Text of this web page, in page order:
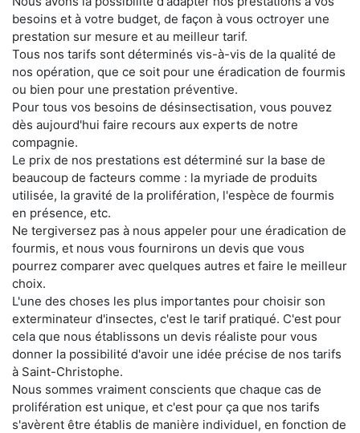
besoins et à votre budget, de façon à vous octroyer une
prestation sur mesure et au meilleur tarif.
Tous nos tarifs sont déterminés vis-à-vis de la qualité de
nos opération, que ce soit pour une éradication de fourmis
ou bien pour une prestation préventive.
Pour tous vos besoins de désinsectisation, vous pouvez
dès aujourd'hui faire recours aux experts de notre
compagnie.
Le prix de nos prestations est déterminé sur la base de
beaucoup de facteurs comme : la myriade de produits
utilisée, la gravité de la prolifération, l'espèce de fourmis
en présence, etc.
Ne tergiversez pas à nous appeler pour une éradication de
fourmis, et nous vous fournirons un devis que vous
pourrez comparer avec quelques autres et faire le meilleur
choix.
L'une des choses les plus importantes pour choisir son
exterminateur d'insectes, c'est le tarif pratiqué. C'est pour
cela que nous établissons un devis réaliste pour vous
donner la possibilité d'avoir une idée précise de nos tarifs
à Saint-Christophe.
Nous sommes vraiment conscients que chaque cas de
prolifération est unique, et c'est pour ça que nos tarifs
s'avèrent être établis de manière individuel, en fonction de